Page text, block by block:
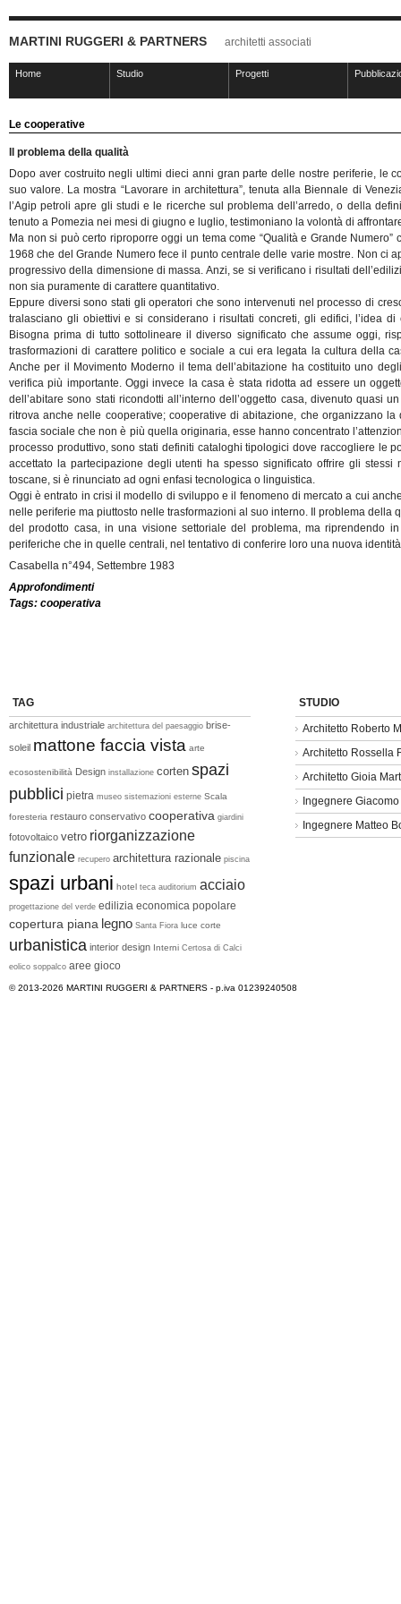
MARTINI RUGGERI & PARTNERS architetti associati
Home Studio Progetti
Le cooperative
Il problema della qualità
Dopo aver costruito negli ultimi dieci anni gran parte delle nostre periferie, le
suo valore. La mostra “Lavorare in architettura”, tenuta alla Biennale di
l’Agip petroli apre gli studi e le ricerche sul problema dell’arredo, o della
tenuto a Pomezia nei mesi di giugno e luglio, testimoniano la volontà di
Ma non si può certo riproporre oggi un tema come “Qualità e Grande
1968 che del Grande Numero fece il punto centrale delle varie mostre. Non ci
progressivo della dimensione di massa. Anzi, se si verificano i risultati
non sia puramente di carattere quantitativo.
Eppure diversi sono stati gIi operatori che sono intervenuti nel processo di
tralasciano gli obiettivi e si considerano i risultati concreti, gli edifici, l’idea
Bisogna prima di tutto sottolineare il diverso significato che assume oggi,
trasformazioni di carattere politico e sociale a cui era legata la cultura della
Anche per il Movimento Moderno il tema dell’abitazione ha costituito uno
verifica più importante. Oggi invece la casa è stata ridotta ad essere un
dell’abitare sono stati ricondotti all’interno dell’oggetto casa, divenuto quasi
ritrova anche nelle cooperative; cooperative di abitazione, che organizzano
fascia sociale che non è più quella originaria, esse hanno concentrato
processo produttivo, sono stati definiti cataloghi tipologici dove raccogliere le
accettato la partecipazione degli utenti ha spesso significato offrire gli
toscane, si è rinunciato ad ogni enfasi tecnologica o linguistica.
Oggi è entrato in crisi il modello di sviluppo e il fenomeno di mercato a cui
nelle periferie ma piuttosto nelle trasformazioni al suo interno. Il problema
del prodotto casa, in una visione settoriale del problema, ma riprendendo
periferiche che in quelle centrali, nel tentativo di conferire loro una nuova
Casabella n°494, Settembre 1983
Approfondimenti
Tags: cooperativa
TAG
architettura industriale architettura del paesaggio brise-
soleil mattone faccia vista arte
ecosostenibilità Design installazione corten spazi
pubblici pietra museo sistemazioni esterne Scala
foresteria restauro conservativo cooperativa giardini
fotovoltaico vetro riorganizzazione
funzionale recupero architettura razionale piscina
spazi urbani hotel teca auditorium acciaio
progettazione del verde edilizia economica popolare
copertura piana legno Santa Fiora luce corte
urbanistica interior design Interni Certosa di Calci
eolico soppalco aree gioco
STUDIO
Architetto Roberto
Architetto Rossella
Architetto Gioia
Ingegnere
Ingegnere Matteo
© 2013-2026 MARTINI RUGGERI & PARTNERS - p.iva 01239240508